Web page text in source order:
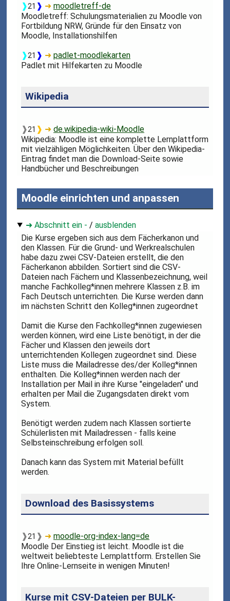
❱21 ❱ ➜moodletreff-de
Moodletreff: Schulungsmaterialien zu Moodle von
Fortbildung NRW, Gründe für den Einsatz von
Moodle, Installationshilfen
❱21 ❱ ➜padlet-moodlekarten
Padlet mit Hilfekarten zu Moodle
Wikipedia
❱21 ❱ ➜de.wikipedia-wiki-Moodle
Wikipedia: Moodle ist eine komplette Lernplattform
mit vielzähligen Möglichkeiten. Über den Wikipedia-
Eintrag findet man die Download-Seite sowie
Handbücher und Beschreibungen
Moodle einrichten und anpassen
➜ Abschnitt ein - /ausblenden
Die Kurse ergeben sich aus dem Fächerkanon und
den Klassen. Für die Grund- und Werkrealschulen
habe dazu zwei CSV-Dateien erstellt, die den
Fächerkanon abbilden. Sortiert sind die CSV-
Dateien nach Fächern und Klassenbezeichnung, weil
manche Fachkolleg*innen mehrere Klassen z.B. im
Fach Deutsch unterrichten. Die Kurse werden dann
im nächsten Schritt den Kolleg*innen zugeordnet
Damit die Kurse den Fachkolleg*innen zugewiesen
werden können, wird eine Liste benötigt, in der die
Fächer und Klassen den jeweils dort
unterrichtenden Kollegen zugeordnet sind. Diese
Liste muss die Mailadresse des/der Kolleg*innen
enthalten. Die Kolleg*innen werden nach der
Installation per Mail in ihre Kurse "eingeladen" und
erhalten per Mail die Zugangsdaten direkt vom
System.
Benötigt werden zudem nach Klassen sortierte
Schülerlisten mit Mailadressen - falls keine
Selbsteinschreibung erfolgen soll.
Danach kann das System mit Material befüllt
werden.
Download des Basissystems
❱21 ❱ ➜moodle-org-index-lang=de
Moodle Der Einstieg ist leicht. Moodle ist die
weltweit beliebteste Lernplattform. Erstellen Sie
Ihre Online-Lernseite in wenigen Minuten!
Kurse mit CSV-Dateien per BULK-